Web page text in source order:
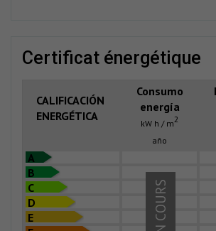
certificat énergétique
CALIFICACIÓN
ENERGÉTICA
Consumo
energía
kW h / m2
año
A
B
C
D
E
EN COURS